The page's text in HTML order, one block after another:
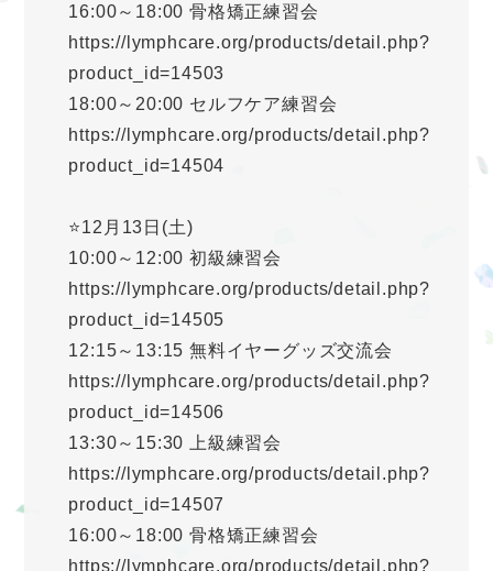
16:00～18:00 骨格矯正練習会
https://lymphcare.org/products/detail.php?
product_id=14503
18:00～20:00 セルフケア練習会
https://lymphcare.org/products/detail.php?
product_id=14504
⭐️12月13日(土)
10:00～12:00 初級練習会
https://lymphcare.org/products/detail.php?
product_id=14505
12:15～13:15 無料イヤーグッズ交流会
https://lymphcare.org/products/detail.php?
product_id=14506
13:30～15:30 上級練習会
https://lymphcare.org/products/detail.php?
product_id=14507
16:00～18:00 骨格矯正練習会
https://lymphcare.org/products/detail.php?